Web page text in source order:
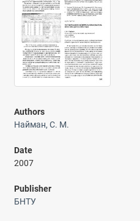
Authors
Найман, С. М.
Date
2007
Publisher
БНТУ